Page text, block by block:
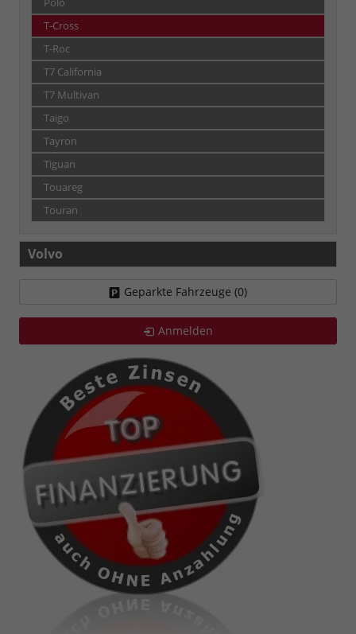
T-Cross
T-Roc
T7 California
T7 Multivan
Taigo
Tayron
Tiguan
Touareg
Touran
Volvo
Geparkte Fahrzeuge (0)
Anmelden